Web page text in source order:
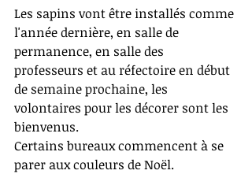
Les sapins vont être installés comme
l'année dernière, en salle de
permanence, en salle des
professeurs et au réfectoire en début
de semaine prochaine, les
volontaires pour les décorer sont les
bienvenus.
Certains bureaux commencent à se
parer aux couleurs de Noël.